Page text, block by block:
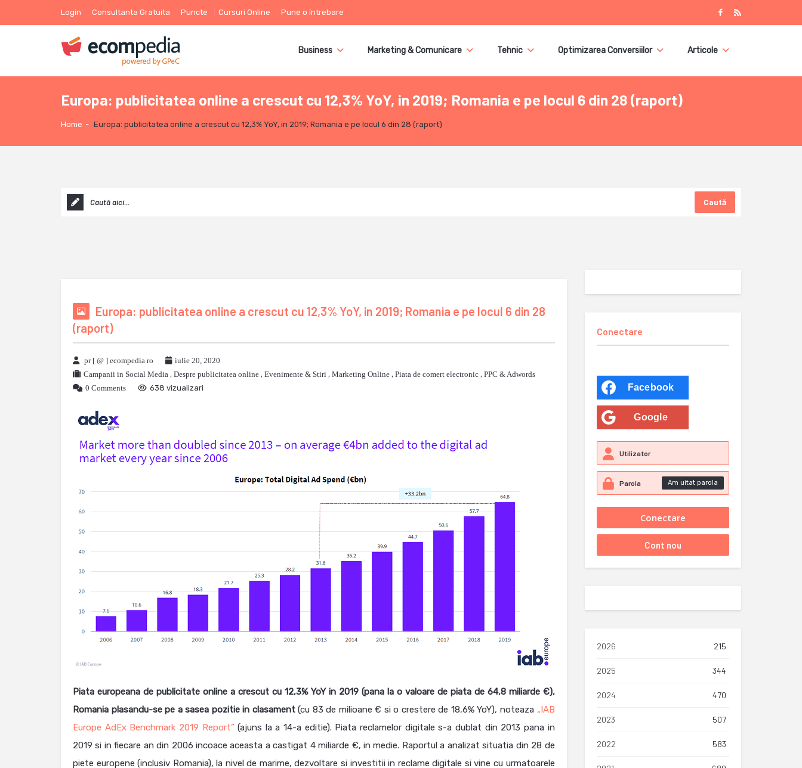
Login Consultanta Gratuita Puncte Cursuri Online Pune o întrebare
Business Marketing & Comunicare Tehnic Optimizarea Conversiilor Articole
Europa: publicitatea online a crescut cu 12,3% YoY, in 2019; Romania e pe locul 6 din 28 (raport)
Home - Europa: publicitatea online a crescut cu 12,3% YoY, in 2019; Romania e pe locul 6 din 28 (raport)
Caută
Europa: publicitatea online a crescut cu 12,3% YoY, in 2019; Romania e pe locul 6 din 28
(raport)
pr [ @ ] ecompedia ro
iulie 20, 2020
Campanii in Social Media , Despre publicitatea online , Evenimente & Stiri , Marketing Online , Piata de comert electronic , PPC & Adwords
0 Comments
638 vizualizari
Piata europeana de publicitate online a crescut cu 12,3% YoY in 2019 (pana la o valoare de piata de 64,8 miliarde €),
Romania plasandu-se pe a sasea pozitie in clasament(cu 83 de milioane € si o crestere de 18,6% YoY), noteaza „IAB
Europe AdEx Benchmark 2019 Report”(ajuns la a 14-a editie). Piata reclamelor digitale s-a dublat din 2013 pana in
2019 si in fiecare an din 2006 incoace aceasta a castigat 4 miliarde €, in medie. Raportul a analizat situatia din 28 de
piete europene (inclusiv Romania), la nivel de marime, dezvoltare si investitii in reclame digitale si vine cu urmatoarele
Conectare
Facebook
Google
Am uitat parola
2026 215
2025 344
2024 470
2023 507
2022 583